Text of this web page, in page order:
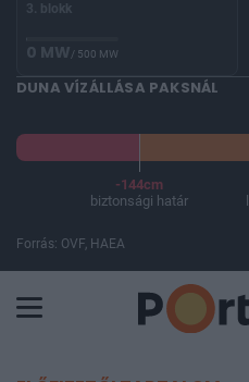
3. blokk
0 MW/ 500 MW
DUNA VÍZÁLLÁSA PAKSNÁL
-144cm
biztonsági határ
Forrás: OVF, HAEA